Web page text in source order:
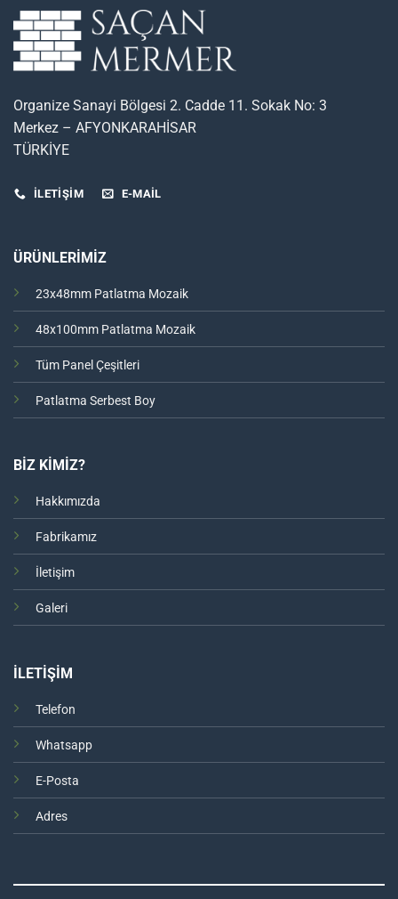
Organize Sanayi Bölgesi 2. Cadde 11. Sokak No: 3
Merkez – AFYONKARAHİSAR
TÜRKİYE
İLETİŞİM E-MAIL
ÜRÜNLERİMİZ
23x48mm Patlatma Mozaik
48x100mm Patlatma Mozaik
Tüm Panel Çeşitleri
Patlatma Serbest Boy
BİZ KİMİZ?
Hakkımızda
Fabrikamız
İletişim
Galeri
İLETİŞİM
Telefon
Whatsapp
E-Posta
Adres